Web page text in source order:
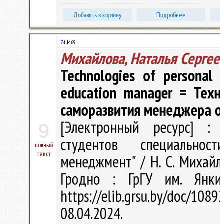
Добавить в корзину Подробнее
9
полный
текст
74 M69
Михайлова, Наталья
Technologies of
education manager =
саморазвития менеджера
[Электронный ресурс] :
студентов
менеджмент" / Н. С.
Гродно : ГрГУ им.
https://elib.grsu.by/doc/
08.04.2024.